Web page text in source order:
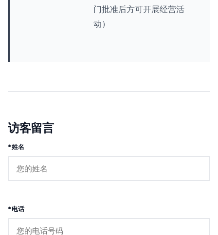
门批准后方可开展经营活
动）
访客留言
*姓名
*电话